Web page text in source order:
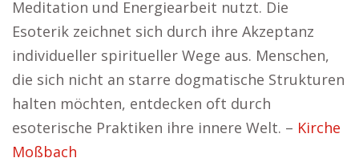
Meditation und Energiearbeit nutzt. Die
Esoterik zeichnet sich durch ihre Akzeptanz
individueller spiritueller Wege aus. Menschen,
die sich nicht an starre dogmatische Strukturen
halten möchten, entdecken oft durch
esoterische Praktiken ihre innere Welt. – Kirche
Moßbach